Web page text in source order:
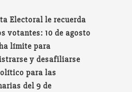
Electoral le recuerda
votantes: 10 de agosto
límite para
y desafiliarse
para las
del 9 de